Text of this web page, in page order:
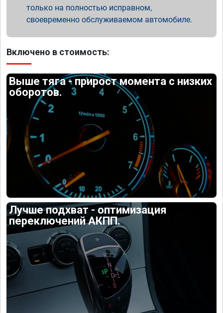
только на полностью исправном,
своевременно обслуживаемом автомобиле.
Включено в стоимость:
Выше тяга - прирост момента с низких
оборотов.
Лучше подхват - оптимизация
переключений АКПП.